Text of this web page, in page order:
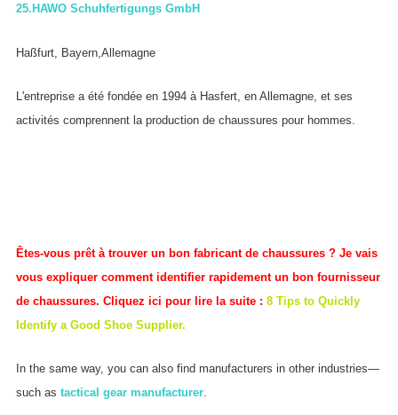
25. HAWO Schuhfertigungs GmbH
Haßfurt, Bayern,Allemagne
L'entreprise a été fondée en 1994 à Hasfert, en Allemagne, et ses
activités comprennent la production de chaussures pour hommes.
Êtes-vous prêt à trouver un bon fabricant de chaussures ? Je vais
vous expliquer comment identifier rapidement un bon fournisseur
de chaussures. Cliquez ici pour lire la suite : 8 Tips to Quickly
Identify a Good Shoe Supplier.
In the same way, you can also find manufacturers in other industries—
such as tactical gear manufacturer.